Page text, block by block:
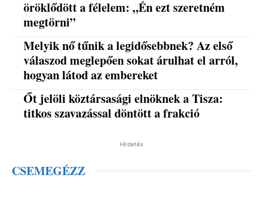
öröklődött a félelem: „Én ezt szeretném
megtörni”
Melyik nő tűnik a legidősebbnek? Az első
válaszod meglepően sokat árulhat el arról,
hogyan látod az embereket
Őt jelöli köztársasági elnöknek a Tisza:
titkos szavazással döntött a frakció
Hirdetés
CSEMEGÉZZ